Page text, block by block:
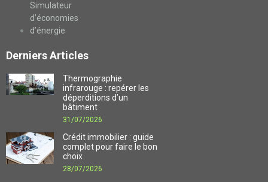
Simulateur
d’économies
d’énergie
Derniers Articles
Thermographie
infrarouge : repérer les
déperditions d’un
bâtiment
31/07/2026
Crédit immobilier : guide
complet pour faire le bon
choix
28/07/2026